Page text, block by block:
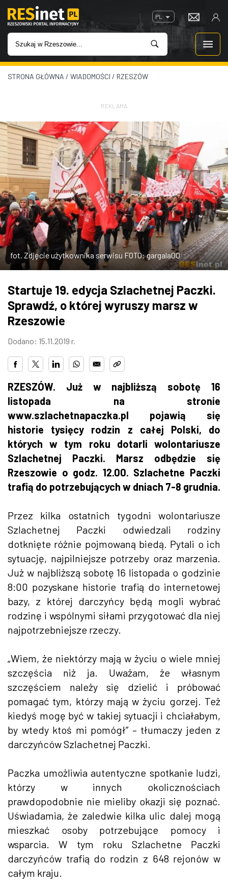
PL
WIADOMOŚCI
IMPREZY
ROZRYWKA
W KINACH
GASTRONOMIA
ZDJĘCIA
W RZESZOWIE
STRONA GŁÓWNA / WIADOMOŚCI / RZESZÓW
REKLAMA
fot. Zdjęcie użytkownika serwisu FOTO: gargala00
Startuje 19. edycja Szlachetnej Paczki.
Sprawdź, o której wyruszy marsz w
Rzeszowie
Dodano: 15.11.2019 r.
RZESZÓW. Już w najbliższą sobotę 16
listopada na stronie
www.szlachetnapaczka.pl pojawią się
historie tysięcy rodzin z całej Polski, do
których w tym roku dotarli wolontariusze
Szlachetnej Paczki. Marsz odbędzie się
Rzeszowie o godz. 12.00. Szlachetne Paczki
trafią do potrzebujących w dniach 7-8 grudnia.
Przez kilka ostatnich tygodni wolontariusze
Szlachetnej Paczki odwiedzali rodziny
dotknięte różnie pojmowaną biedą. Pytali o ich
sytuację, najpilniejsze potrzeby oraz marzenia.
Już w najbliższą sobotę 16 listopada o godzinie
8:00 pozyskane historie trafią do internetowej
bazy, z której darczyńcy będą mogli wybrać
rodzinę i wspólnymi siłami przygotować dla niej
najpotrzebniejsze rzeczy.
„Wiem, że niektórzy mają w życiu o wiele mniej
szczęścia niż ja. Uważam, że własnym
szczęściem należy się dzielić i próbować
pomagać tym, którzy mają w życiu gorzej. Też
kiedyś mogę być w takiej sytuacji i chciałabym,
by wtedy ktoś mi pomógł” – tłumaczy jeden z
darczyńców Szlachetnej Paczki.
Paczka umożliwia autentyczne spotkanie ludzi,
którzy w innych okolicznościach
prawdopodobnie nie mieliby okazji się poznać.
Uświadamia, że zaledwie kilka ulic dalej mogą
mieszkać osoby potrzebujące pomocy i
wsparcia. W tym roku Szlachetne Paczki
darczyńców trafią do rodzin z 648 rejonów w
całym kraju.